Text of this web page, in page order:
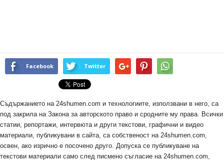
Facebook Twitter
Съдържанието на 24shumen.com и технологиите, използвани в него, са
под закрила на Закона за авторското право и сродните му права. Всички
статии, репортажи, интервюта и други текстови, графични и видео
материали, публикувани в сайта, са собственост на 24shumen.com,
освен, ако изрично е посочено друго. Допуска се публикуване на
текстови материали само след писмено съгласие на 24shumen.com,